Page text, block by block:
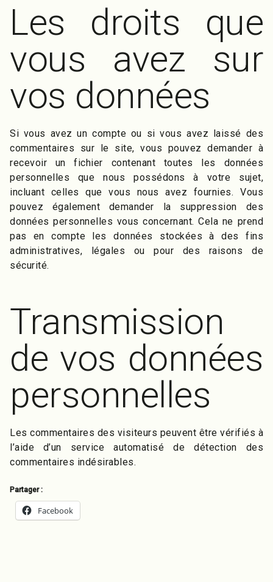
Les droits que
vous avez sur
vos données
Si vous avez un compte ou si vous avez laissé des
commentaires sur le site, vous pouvez demander à
recevoir un fichier contenant toutes les données
personnelles que nous possédons à votre sujet,
incluant celles que vous nous avez fournies. Vous
pouvez également demander la suppression des
données personnelles vous concernant. Cela ne prend
pas en compte les données stockées à des fins
administratives, légales ou pour des raisons de
sécurité.
Transmission
de vos données
personnelles
Les commentaires des visiteurs peuvent être vérifiés à
l’aide d’un service automatisé de détection des
commentaires indésirables.
Partager :
Facebook